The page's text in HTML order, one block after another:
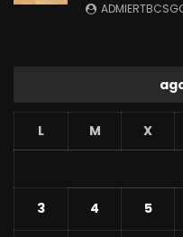
L M X
3 4 5